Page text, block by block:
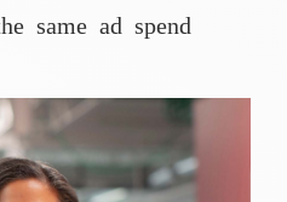
same ad spend